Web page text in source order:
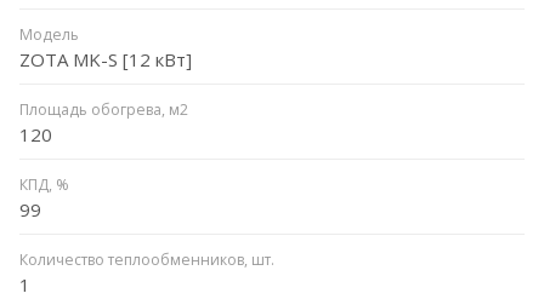
Модель
ZOTA MK-S [12 кВт]
Площадь обогрева, м2
120
КПД, %
99
Количество теплообменников, шт.
1